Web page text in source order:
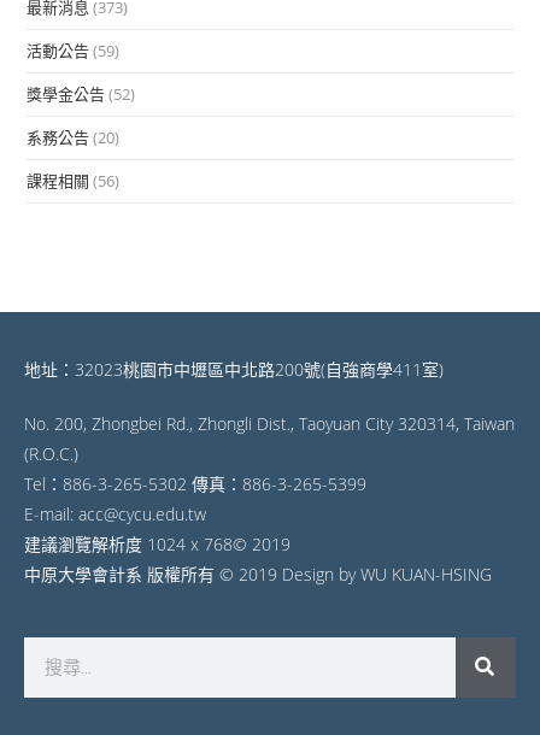
最新消息 (373)
活動公告(59)
獎學金公告(52)
系務公告(20)
課程相關 (56)
地址：32023桃園市中壢區中北路200號(自強商學411室)
No. 200, Zhongbei Rd., Zhongli Dist., Taoyuan City 320314, Taiwan
(R.O.C.)
Tel：886-3-265-5302 傳真：886-3-265-5399
E-mail: acc@cycu.edu.tw
建議瀏覽解析度 1024 x 768© 2019
中原大學會計系 版權所有 © 2019 Design by WU KUAN-HSING